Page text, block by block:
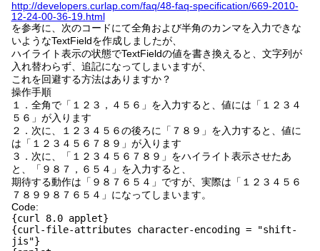
http://developers.curlap.com/faq/48-faq-specification/669-2010-
12-24-00-36-19.html
を参考に、次のコードにて全角および半角のカンマを入力できな
いようなTextFieldを作成しましたが、
ハイライト表示の状態でTextFieldの値を書き換えると、文字列が
入れ替わらず、追記になってしまいますが、
これを回避する方法はありますか？
操作手順
１．全角で「１２３，４５６」を入力すると、値には「１２３４
５６」が入ります
２．次に、１２３４５６の後ろに「７８９」を入力すると、値に
は「１２３４５６７８９」が入ります
３．次に、「１２３４５６７８９」をハイライト表示させたあ
と、「９８７，６５４」を入力すると、
期待する動作は「９８７６５４」ですが、実際は「１２３４５６
７８９９８７６５４」になってしまいます。
Code:
{curl 8.0 applet}
{curl-file-attributes character-encoding = "shift-
jis"}